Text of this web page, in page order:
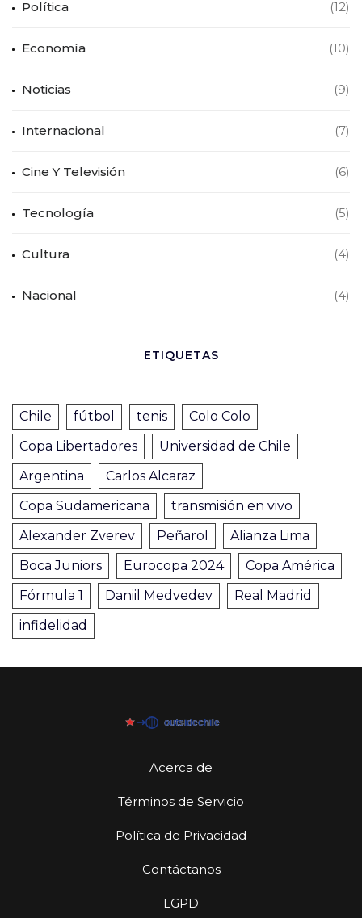
Política (12)
Economía (10)
Noticias (9)
Internacional (7)
Cine Y Televisión (6)
Tecnología (5)
Cultura (4)
Nacional (4)
ETIQUETAS
Chile fútbol tenis
Colo Colo
Copa Libertadores
Universidad de Chile
Argentina
Carlos Alcaraz
Copa Sudamericana
transmisión en vivo
Alexander Zverev
Peñarol
Alianza Lima
Boca Juniors
Eurocopa 2024
Copa América
Fórmula 1
Daniil Medvedev
Real Madrid
infidelidad
Acerca de
Términos de Servicio
Política de Privacidad
Contáctanos
LGPD